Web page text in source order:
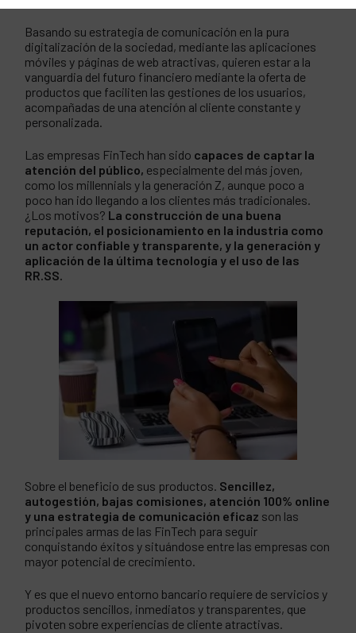
Basando su estrategia de comunicación en la pura
digitalización de la sociedad, mediante las aplicaciones
móviles y páginas de web atractivas, quieren estar a la
vanguardia del futuro financiero mediante la oferta de
productos que faciliten las gestiones de los usuarios,
acompañadas de una atención al cliente constante y
personalizada.
Las empresas FinTech han sido capaces de captar la
atención del público, especialmente del más joven,
como los millennials y la generación Z, aunque poco a
poco han ido llegando a los clientes más tradicionales.
¿Los motivos? La construcción de una buena
reputación, el posicionamiento en la industria como
un actor confiable y transparente, y la generación y
aplicación de la última tecnología y el uso de las
RR.SS.
Sobre el beneficio de sus productos. Sencillez,
autogestión, bajas comisiones, atención 100% online
y una estrategia de comunicación eficaz son las
principales armas de las FinTech para seguir
conquistando éxitos y situándose entre las empresas con
mayor potencial de crecimiento.
Y es que el nuevo entorno bancario requiere de servicios y
productos sencillos, inmediatos y transparentes, que
pivoten sobre experiencias de cliente atractivas.